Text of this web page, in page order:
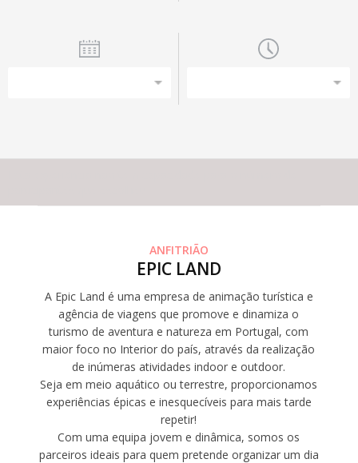
ANFITRIÃO
EPIC LAND
A Epic Land é uma empresa de animação turística e
agência de viagens que promove e dinamiza o
turismo de aventura e natureza em Portugal, com
maior foco no Interior do país, através da realização
de inúmeras atividades indoor e outdoor.
Seja em meio aquático ou terrestre, proporcionamos
experiências épicas e inesquecíveis para mais tarde
repetir!
Com uma equipa jovem e dinâmica, somos os
parceiros ideais para quem pretende organizar um dia